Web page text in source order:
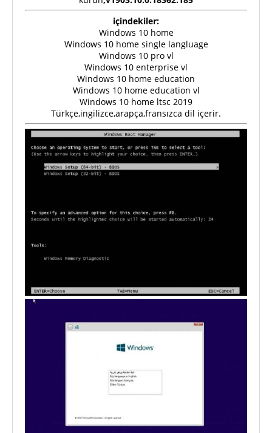
içindekiler:
Windows 10 home
Windows 10 home single langluage
Windows 10 pro vl
Windows 10 enterprise vl
Windows 10 home education
Windows 10 home education vl
Windows 10 home ltsc 2019
Türkçe,ingilizce,arapça,fransızca dil içerir.